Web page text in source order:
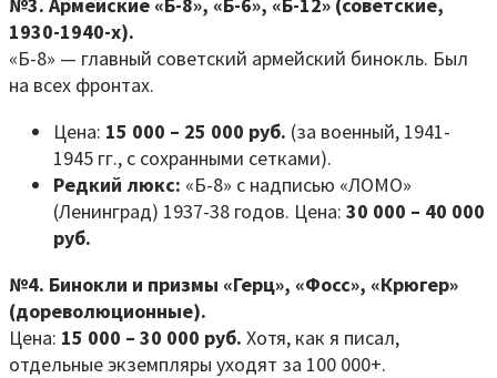
1930-1940-х).
«Б-8» — главный советский армейский бинокль. Был
на всех фронтах.
Цена: 15 000 – 25 000 руб. (за военный, 1941-
1945 гг., с сохранными сетками).
Редкий люкс: «Б-8» с надписью «ЛОМО»
(Ленинград) 1937-38 годов. Цена: 30 000 – 40 000
руб.
№4. Бинокли и призмы «Герц», «Фосс», «Крюгер»
(дореволюционные).
Цена: 15 000 – 30 000 руб. Хотя, как я писал,
отдельные экземпляры уходят за 100 000+.